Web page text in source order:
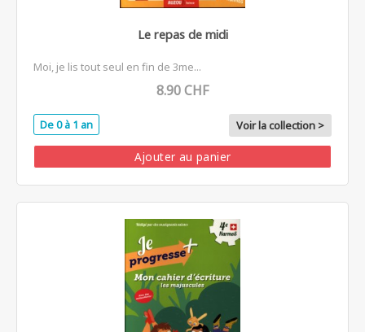
Le repas de midi
Moi, je lis tout seul en fin de 3me...
8.90 CHF
De 0 à 1 an Voir la collection >
Ajouter au panier